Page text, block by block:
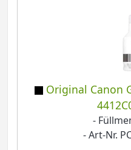
Original Canon
-
- Art-Nr.